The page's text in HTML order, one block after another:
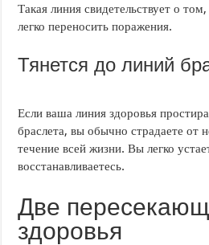
Такая линия свидетельствует о
легко переносить поражения.
Тянется до линий
Если ваша линия здоровья
браслета, вы обычно страдаете от
течение всей жизни. Вы легко
восстанавливаетесь.
Две
здоровья